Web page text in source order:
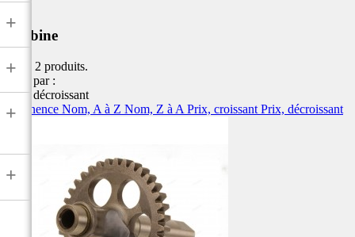
+
+
+
+
Turbine
Il y a 2 produits.
Trier par :
Prix, décroissant
Pertinence Nom, A à Z Nom, Z à A Prix, croissant Prix, décroissant